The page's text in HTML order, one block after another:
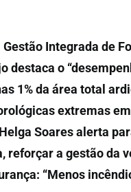
Integrada de
destaca o
1% da área total
extremas
Soares alerta
a gestão da
“Menos